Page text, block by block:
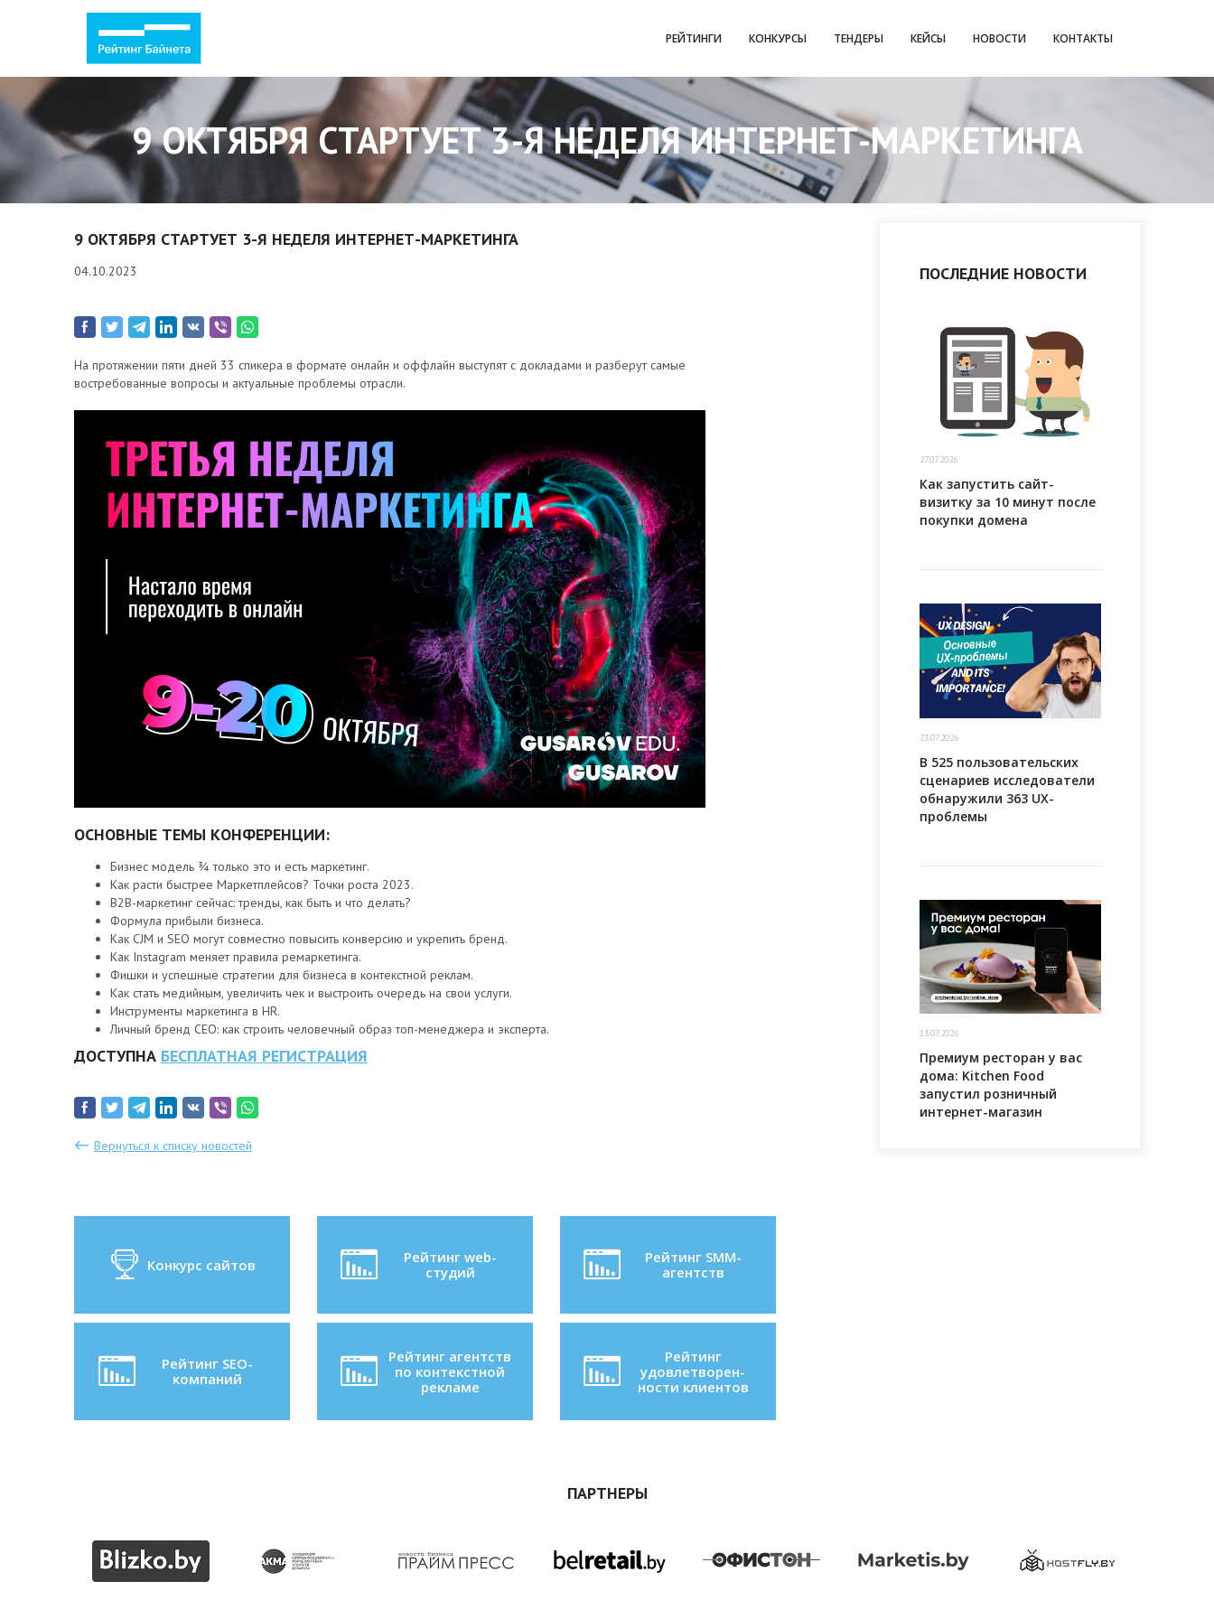
РЕЙТИНГИ КОНКУРСЫ ТЕНДЕРЫ КЕЙСЫ НОВОСТИ КОНТАКТЫ
9 ОКТЯБРЯ СТАРТУЕТ 3-Я НЕДЕЛЯ ИНТЕРНЕТ-МАРКЕТИНГА
9 ОКТЯБРЯ СТАРТУЕТ 3-Я НЕДЕЛЯ ИНТЕРНЕТ-МАРКЕТИНГА
04.10.2023
На протяжении пяти дней 33 спикера в формате онлайн и оффлайн выступят с докладами и разберут самые
востребованные вопросы и актуальные проблемы отрасли.
ОСНОВНЫЕ ТЕМЫ КОНФЕРЕНЦИИ:
Бизнес модель ¾ только это и есть маркетинг.
Как расти быстрее Маркетплейсов? Точки роста 2023.
B2B-маркетинг сейчас: тренды, как быть и что делать?
Формула прибыли бизнеса.
Как CJM и SEO могут совместно повысить конверсию и укрепить бренд.
Как Instagram меняет правила ремаркетинга.
Фишки и успешные стратегии для бизнеса в контекстной реклам.
Как стать медийным, увеличить чек и выстроить очередь на свои услуги.
Инструменты маркетинга в HR.
Личный бренд CEO: как строить человечный образ топ-менеджера и эксперта.
ДОСТУПНА БЕСПЛАТНАЯ РЕГИСТРАЦИЯ
Вернуться к списку новостей
Конкурс сайтов
Рейтинг web-
студий
Рейтинг SMM-
агентств
Рейтинг SEO-
компаний
Рейтинг агентств
по контекстной
рекламе
Рейтинг
удовлетворен-
ности клиентов
ПОСЛЕДНИЕ НОВОСТИ
27.07.2026
Как запустить сайт-
визитку за 10 минут после
покупки домена
23.07.2026
В 525 пользовательских
сценариев исследователи
обнаружили 363 UX-
проблемы
13.07.2026
Премиум ресторан у вас
дома: Kitchen Food
запустил розничный
интернет-магазин
ПАРТНЕРЫ